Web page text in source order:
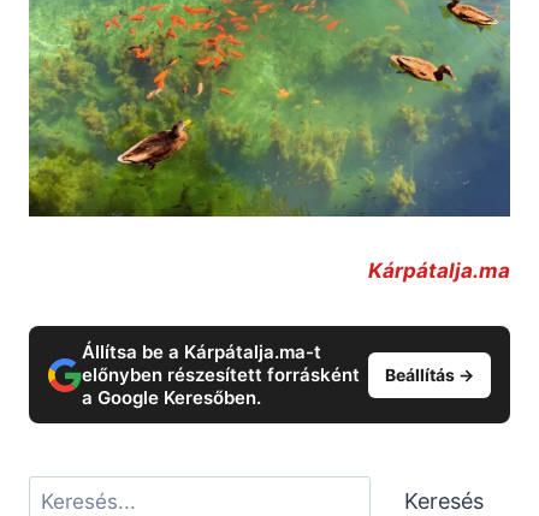
Kárpátalja.ma
Állítsa be a Kárpátalja.ma-t
előnyben részesített forrásként
a Google Keresőben.
Beállítás →
Keresés Keresés